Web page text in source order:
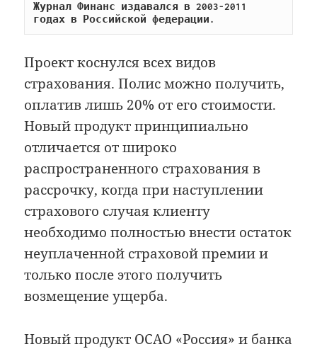
Журнал Финанс издавался в 2003-2011
годах в Российской федерации.
Проект коснулся всех видов
страхования. Полис можно получить,
оплатив лишь 20% от его стоимости.
Новый продукт принципиально
отличается от широко
распространенного страхования в
рассрочку, когда при наступлении
страхового случая клиенту
необходимо полностью внести остаток
неуплаченной страховой премии и
только после этого получить
возмещение ущерба.
Новый продукт ОСАО «Россия» и банка